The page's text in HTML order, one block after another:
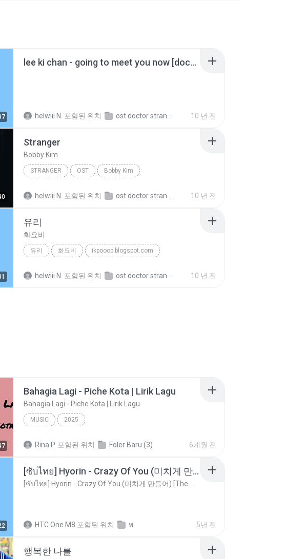
lee ki chan - going to meet you now [doctor stranger ost part. 2].mp3
helwiii N. 포함된 위치 ost doctor stranger 10 년 전
Stranger
Bobby Kim
STRANGER OST Bobby Kim
helwiii N. 포함된 위치 ost doctor stranger 10 년 전
유리
화요비
유리 화요비 ikpooop.blogspot.com
helwiii N. 포함된 위치 ost doctor stranger 10 년 전
Bahagia Lagi - Piche Kota | Lirik Lagu
Bahagia Lagi - Piche Kota | Lirik Lagu
MUSIC 2025
Rina P. 포함된 위치 Foler Baru (3) 6개월 전
[ซับไทย] Hyorin - Crazy Of You (미치게 만들어) [The Master's Sun OST Part 3]
HTC One M8 포함된 위치 พ 5년 전
행복한 나를